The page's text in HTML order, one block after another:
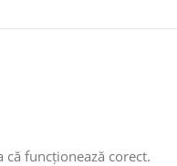
că funcționează corect.